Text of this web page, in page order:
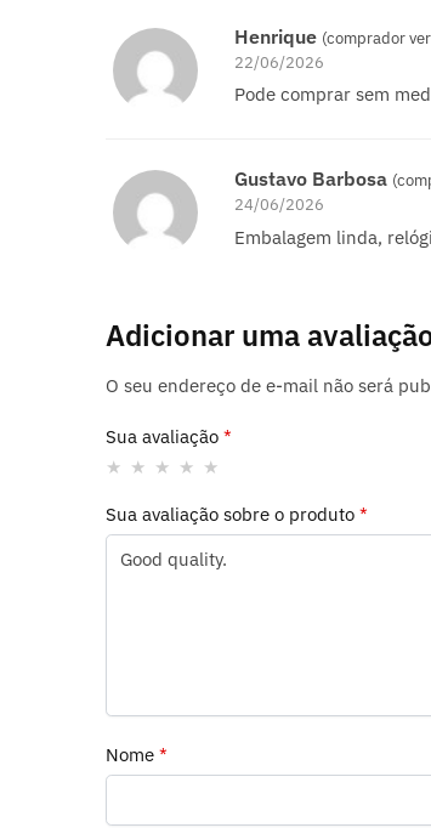
Henrique (comprador
22/06/2026
Pode comprar sem
Gustavo Barbosa
24/06/2026
Embalagem linda,
Adicionar uma
O seu endereço de e-mail não será
Sua avaliação*
Sua avaliação sobre o produto*
Nome*